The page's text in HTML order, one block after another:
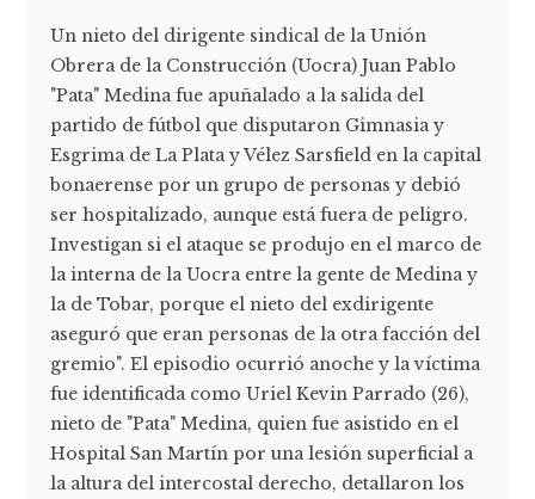
Un nieto del dirigente sindical de la Unión
Obrera de la Construcción (Uocra) Juan Pablo
"Pata" Medina fue apuñalado a la salida del
partido de fútbol que disputaron Gimnasia y
Esgrima de La Plata y Vélez Sarsfield en la capital
bonaerense por un grupo de personas y debió
ser hospitalizado, aunque está fuera de peligro.
Investigan si el ataque se produjo en el marco de
la interna de la Uocra entre la gente de Medina y
la de Tobar, porque el nieto del exdirigente
aseguró que eran personas de la otra facción del
gremio". El episodio ocurrió anoche y la víctima
fue identificada como Uriel Kevin Parrado (26),
nieto de "Pata" Medina, quien fue asistido en el
Hospital San Martín por una lesión superficial a
la altura del intercostal derecho, detallaron los